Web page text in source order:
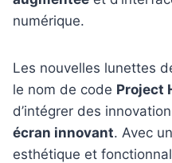
numérique.
Les nouvelles lunettes
le nom de code Project
d’intégrer des
écran innovant. Avec
esthétique et